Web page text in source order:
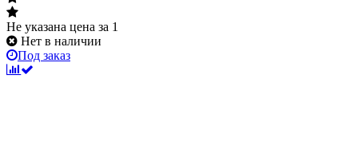
Не указана цена за 1
Нет в наличии
Под заказ